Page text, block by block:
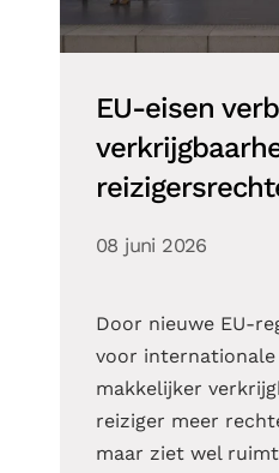
EU-eisen
08 juni 2026
Door nieuwe EU-
voor
makkelijker
reiziger meer
maar ziet wel